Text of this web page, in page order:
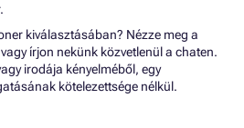
kiválasztásában? Nézze meg a
vagy írjon nekünk közvetlenül a chaten.
irodája kényelméből, egy
kötelezettsége nélkül.